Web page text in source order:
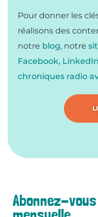
Pour donner les
réalisons des
notre blog, notre
Facebook, LinkedIn
chroniques radio
Abonnez-